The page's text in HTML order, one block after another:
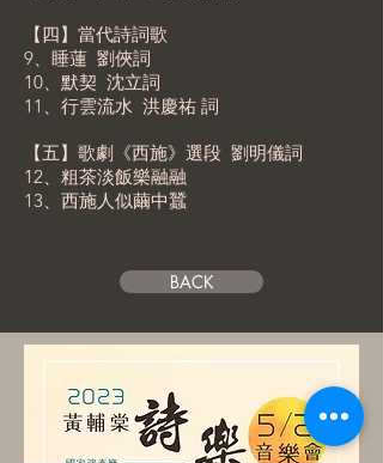
【四】當代詩詞歌
9、睡蓮 劉俠詞
10、默契 沈立詞
11、行雲流水 洪慶祐 詞
【五】歌劇《西施》選段 劉明儀詞
12、粗茶淡飯樂融融
13、西施人似繭中蠶
BACK